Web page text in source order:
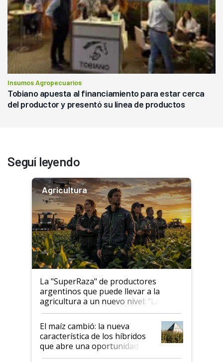
Insumos Agropecuarios
Tobiano apuesta al financiamiento para estar cerca
del productor y presentó su línea de productos
Seguí leyendo
Agricultura
La "SuperRaza" de productores
argentinos que puede llevar a la
agricultura a un nuevo nivel: "Las
posibilidades de crecimiento son
infinitas"
El maíz cambió: la nueva
característica de los híbridos
que abre una oportunidad en
el lote